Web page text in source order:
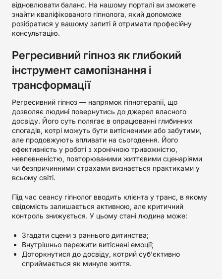
відновлювати баланс. На нашому порталі ви зможете
знайти кваліфікованого гіпнолога, який допоможе
розібратися у вашому запиті й отримати професійну
консультацію.
Регресивний гіпноз як глибокий
інструмент самопізнання і
трансформації
Регресивний гіпноз — напрямок гіпнотерапії, що
дозволяє людині повернутись до джерел власного
досвіду. Його суть полягає в опрацюванні глибинних
спогадів, котрі можуть бути витісненими або забутими,
але продовжують впливати на сьогодення. Його
ефективність у роботі з хронічною тривожністю,
невпевненістю, повторюваними життєвими сценаріями
чи безпричинними страхами визнається практиками у
всьому світі.
Під час сеансу гіпнолог вводить клієнта у транс, в якому
свідомість залишається активною, але критичний
контроль знижується. У цьому стані людина може:
Згадати сцени з раннього дитинства;
Внутрішньо пережити витіснені емоції;
Доторкнутися до досвіду, котрий суб’єктивно
сприймається як минуле життя.